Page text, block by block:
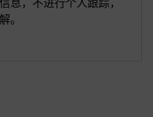
，不进行个人跟踪，
。